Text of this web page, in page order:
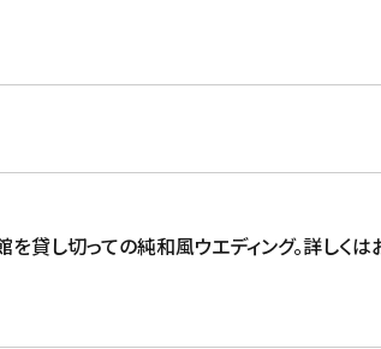
し切っての純和風ウエディング。詳しくは